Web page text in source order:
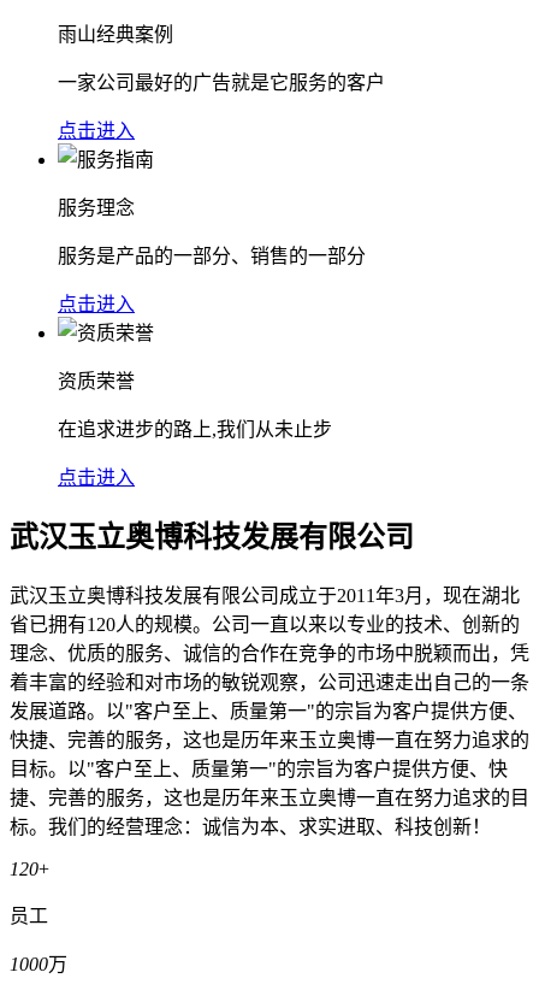
雨山经典案例
一家公司最好的广告就是它服务的客户
点击进入
服务理念
服务是产品的一部分、销售的一部分
点击进入
资质荣誉
在追求进步的路上,我们从未止步
点击进入
武汉玉立奥博科技发展有限公司
武汉玉立奥博科技发展有限公司成立于2011年3月，现在湖北
省已拥有120人的规模。公司一直以来以专业的技术、创新的
理念、优质的服务、诚信的合作在竞争的市场中脱颖而出，凭
着丰富的经验和对市场的敏锐观察，公司迅速走出自己的一条
发展道路。以"客户至上、质量第一"的宗旨为客户提供方便、
快捷、完善的服务，这也是历年来玉立奥博一直在努力追求的
目标。以"客户至上、质量第一"的宗旨为客户提供方便、快
捷、完善的服务，这也是历年来玉立奥博一直在努力追求的目
标。我们的经营理念：诚信为本、求实进取、科技创新！
120+
员工
1000万